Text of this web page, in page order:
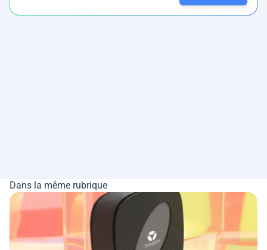
Dans la même rubrique